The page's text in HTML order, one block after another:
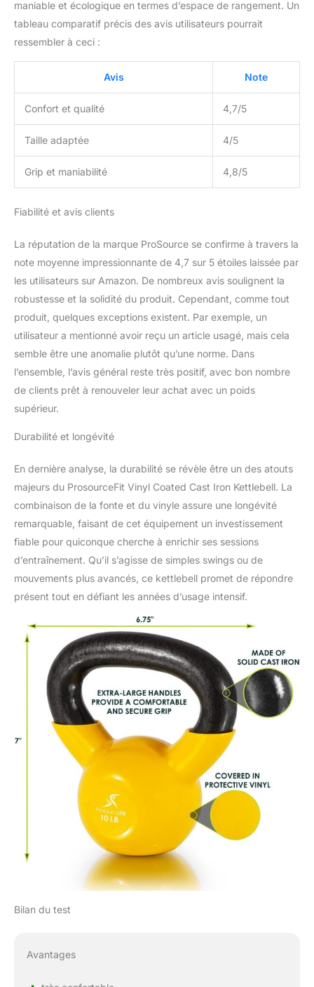
maniable et écologique en termes d’espace de rangement. Un
tableau comparatif précis des avis utilisateurs pourrait
ressembler à ceci :
Avis Note
Confort et qualité 4,7/5
Taille adaptée 4/5
Grip et maniabilité 4,8/5
Fiabilité et avis clients
La réputation de la marque ProSource se confirme à travers la
note moyenne impressionnante de 4,7 sur 5 étoiles laissée par
les utilisateurs sur Amazon. De nombreux avis soulignent la
robustesse et la solidité du produit. Cependant, comme tout
produit, quelques exceptions existent. Par exemple, un
utilisateur a mentionné avoir reçu un article usagé, mais cela
semble être une anomalie plutôt qu’une norme. Dans
l’ensemble, l’avis général reste très positif, avec bon nombre
de clients prêt à renouveler leur achat avec un poids
supérieur.
Durabilité et longévité
En dernière analyse, la durabilité se révèle être un des atouts
majeurs du ProsourceFit Vinyl Coated Cast Iron Kettlebell. La
combinaison de la fonte et du vinyle assure une longévité
remarquable, faisant de cet équipement un investissement
fiable pour quiconque cherche à enrichir ses sessions
d’entraînement. Qu’il s’agisse de simples swings ou de
mouvements plus avancés, ce kettlebell promet de répondre
présent tout en défiant les années d’usage intensif.
Bilan du test
Avantages